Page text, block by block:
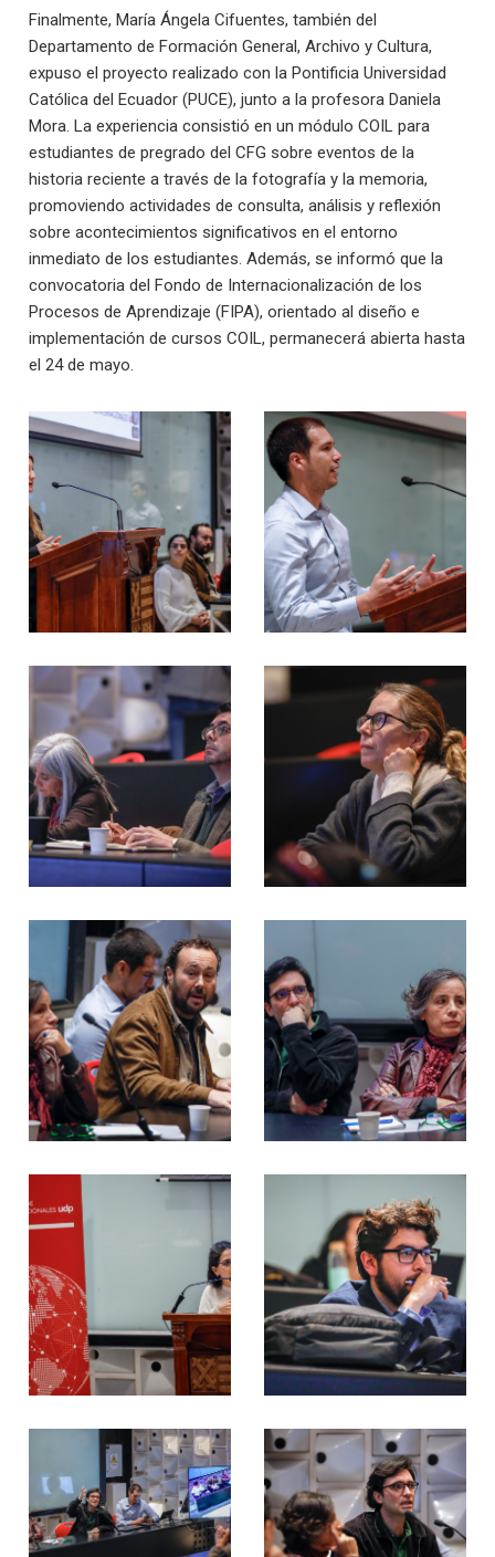
Finalmente, María Ángela Cifuentes, también del
Departamento de Formación General, Archivo y Cultura,
expuso el proyecto realizado con la Pontificia Universidad
Católica del Ecuador (PUCE), junto a la profesora Daniela
Mora. La experiencia consistió en un módulo COIL para
estudiantes de pregrado del CFG sobre eventos de la
historia reciente a través de la fotografía y la memoria,
promoviendo actividades de consulta, análisis y reflexión
sobre acontecimientos significativos en el entorno
inmediato de los estudiantes. Además, se informó que la
convocatoria del Fondo de Internacionalización de los
Procesos de Aprendizaje (FIPA), orientado al diseño e
implementación de cursos COIL, permanecerá abierta hasta
el 24 de mayo.